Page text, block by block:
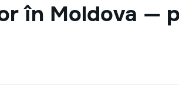
în Moldova —